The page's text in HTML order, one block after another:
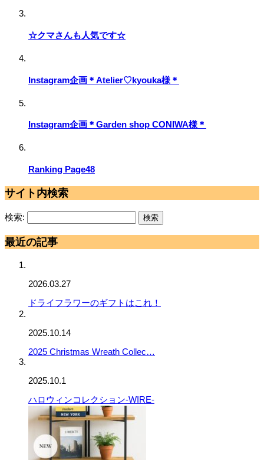
☆クマさんも人気です☆
Instagram企画＊Atelier♡kyouka様＊
Instagram企画＊Garden shop CONIWA様＊
Ranking Page48
サイト内検索
検索:
最近の記事
2026.03.27
ドライフラワーのギフトはこれ！
2025.10.14
2025 Christmas Wreath Collec…
2025.10.1
ハロウィンコレクション-WIRE-